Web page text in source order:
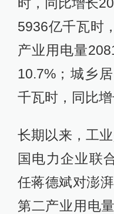
5936亿千瓦时
产业用电量
10.7%；城乡
千瓦时，同比增
长期以来，工
国电力企业联
任蒋德斌对澎
第二产业用电